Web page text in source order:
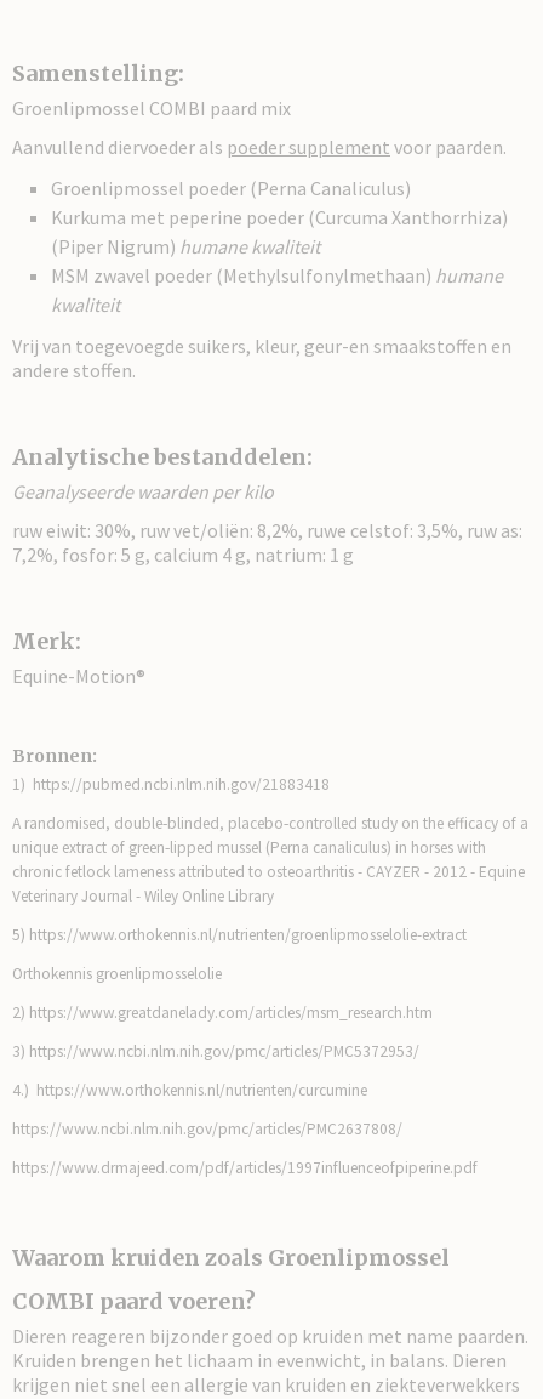
Samenstelling:
Groenlipmossel COMBI paard mix
Aanvullend diervoeder als poeder supplement voor paarden.
Groenlipmossel poeder (Perna Canaliculus)
Kurkuma met peperine poeder (Curcuma Xanthorrhiza)
(Piper Nigrum) humane kwaliteit
MSM zwavel poeder (Methylsulfonylmethaan) humane
kwaliteit
Vrij van toegevoegde suikers, kleur, geur-en smaakstoffen en
andere stoffen.
Analytische bestanddelen:
Geanalyseerde waarden per kilo
ruw eiwit: 30%, ruw vet/oliën: 8,2%, ruwe celstof: 3,5%, ruw as:
7,2%, fosfor: 5 g, calcium 4 g, natrium: 1 g
Merk:
Equine-Motion®
Bronnen:
1) https://pubmed.ncbi.nlm.nih.gov/21883418
A randomised, double‐blinded, placebo‐controlled study on the efficacy of a
unique extract of green‐lipped mussel (Perna canaliculus) in horses with
chronic fetlock lameness attributed to osteoarthritis - CAYZER - 2012 - Equine
Veterinary Journal - Wiley Online Library
5) https://www.orthokennis.nl/nutrienten/groenlipmosselolie-extract
Orthokennis groenlipmosselolie
2) https://www.greatdanelady.com/articles/msm_research.htm
3) https://www.ncbi.nlm.nih.gov/pmc/articles/PMC5372953/
4.) https://www.orthokennis.nl/nutrienten/curcumine
https://www.ncbi.nlm.nih.gov/pmc/articles/PMC2637808/
https://www.drmajeed.com/pdf/articles/1997influenceofpiperine.pdf
Waarom kruiden zoals Groenlipmossel
COMBI paard voeren?
Dieren reageren bijzonder goed op kruiden met name paarden.
Kruiden brengen het lichaam in evenwicht, in balans. Dieren
krijgen niet snel een allergie van kruiden en ziekteverwekkers